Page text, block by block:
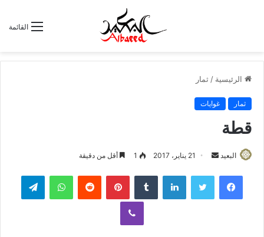
القائمة
الرئيسية / ثمار
ثمار غوايات
قطة
البعيد
س
ل
21 يناير، 2017 1 أقل من دقيقة
لينكدإن بينتيريست واتساب
ڤايبر